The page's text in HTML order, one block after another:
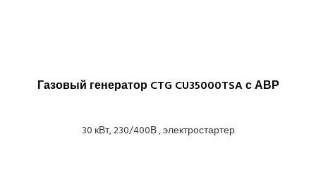
Газовый генератор CTG CU35000TSA с АВР
30 кВт, 230/400В , электростартер